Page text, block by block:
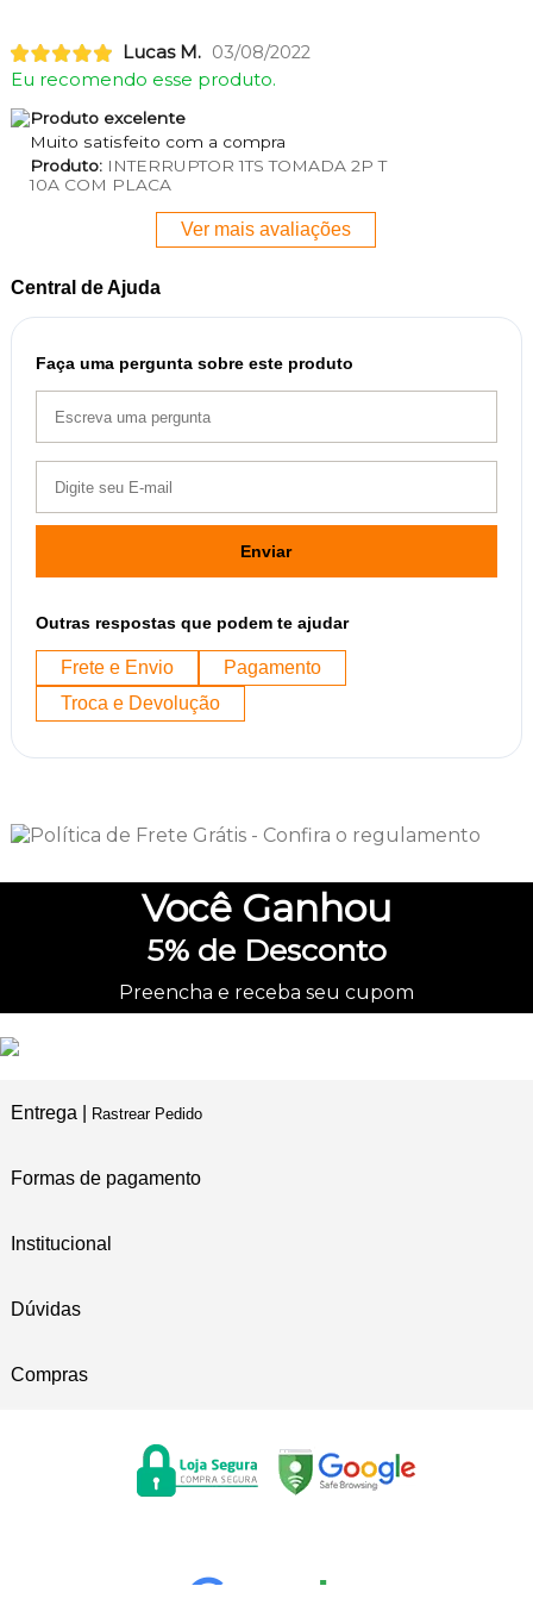
Lucas M. 03/08/2022
Eu recomendo esse produto.
Produto excelente
Muito satisfeito com a compra
Produto:INTERRUPTOR 1TS TOMADA 2P T
10A COM PLACA
Ver mais avaliações
Central de Ajuda
Faça uma pergunta sobre este produto
Enviar
Outras respostas que podem te ajudar
Frete e Envio
Pagamento
Troca e Devolução
Você Ganhou
5%de Desconto
Preencha e receba seu cupom
Entrega | Rastrear Pedido
Formas de pagamento
Institucional
Dúvidas
Compras